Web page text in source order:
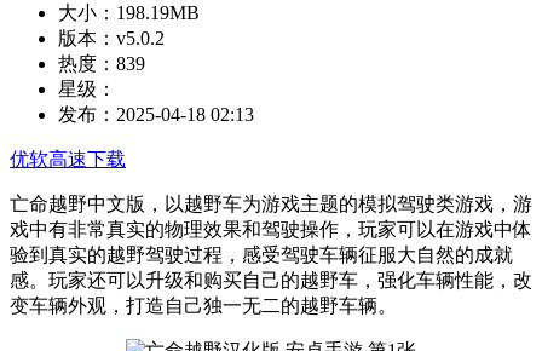
大小： 198.19MB
版本： v5.0.2
热度： 839
星级：
发布： 2025-04-18 02:13
优软高速下载
亡命越野中文版，以越野车为游戏主题的模拟驾驶类游戏，游
戏中有非常真实的物理效果和驾驶操作，玩家可以在游戏中体
验到真实的越野驾驶过程，感受驾驶车辆征服大自然的成就
感。玩家还可以升级和购买自己的越野车，强化车辆性能，改
变车辆外观，打造自己独一无二的越野车辆。